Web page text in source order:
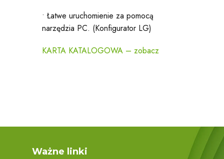
• Łatwe uruchomienie za pomocą
narzędzia PC. (Konfigurator LG)
KARTA KATALOGOWA – zobacz
Ważne linki